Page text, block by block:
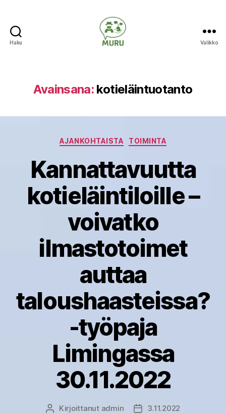
Haku Valikko
Avainsana: kotieläintuotanto
Kategoriat
AJANKOHTAISTA TOIMINTA
Kannattavuutta
kotieläintiloille –
voivatko
ilmastotoimet
auttaa
taloushaasteissa?
-työpaja
Limingassa
30.11.2022
Kirjoittaja
Kirjoittanut admin Julkaisupäivämäärä
3.11.2022